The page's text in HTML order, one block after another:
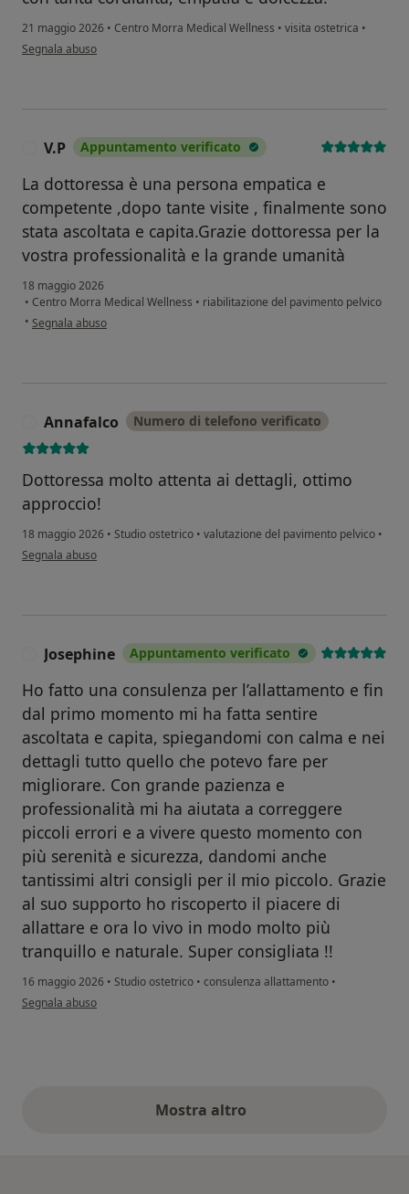
21 maggio 2026 • Centro Morra Medical Wellness • visita ostetrica •
secondo l'opinione dell'utente Anna C.
Segnala abuso
V.P Appuntamento verificato
La dottoressa è una persona empatica e
competente ,dopo tante visite , finalmente sono
stata ascoltata e capita.Grazie dottoressa per la
vostra professionalità e la grande umanità
18 maggio 2026
• Centro Morra Medical Wellness • riabilitazione del pavimento pelvico
• secondo l'opinione dell'utente V.P
Segnala abuso
Annafalco Numero di telefono verificato
Dottoressa molto attenta ai dettagli, ottimo
approccio!
18 maggio 2026 • Studio ostetrico • valutazione del pavimento pelvico •
secondo l'opinione dell'utente Annafalco
Segnala abuso
Josephine Appuntamento verificato
Ho fatto una consulenza per l’allattamento e fin
dal primo momento mi ha fatta sentire
ascoltata e capita, spiegandomi con calma e nei
dettagli tutto quello che potevo fare per
migliorare. Con grande pazienza e
professionalità mi ha aiutata a correggere
piccoli errori e a vivere questo momento con
più serenità e sicurezza, dandomi anche
tantissimi altri consigli per il mio piccolo. Grazie
al suo supporto ho riscoperto il piacere di
allattare e ora lo vivo in modo molto più
tranquillo e naturale. Super consigliata !!
16 maggio 2026 • Studio ostetrico • consulenza allattamento •
secondo l'opinione dell'utente Josephine
Segnala abuso
Mostra altroopinioni di cui sopra